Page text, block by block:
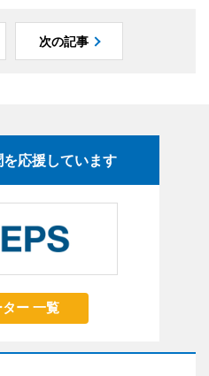
次の記事
応援しています
ー 一覧